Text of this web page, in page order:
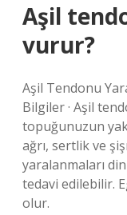
Aşil
vurur?
Aşil Tendonu
Bilgiler · Aşil
topuğunuzun
ağrı, sertlik ve
yaralanmaları
tedavi edilebilir.
olur.